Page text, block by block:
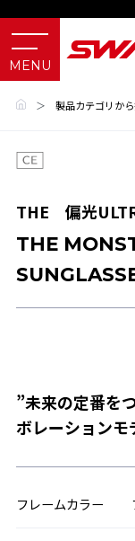
＞ 製品カテゴリか
THE 偏光
THE
”未来の定番を
ボレーションモ
フレームカラー